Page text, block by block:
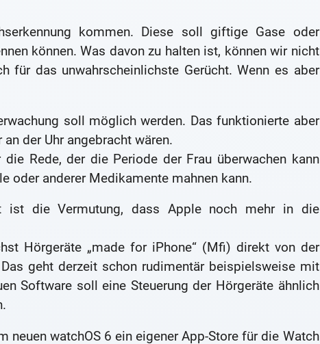
kommen. Diese soll giftige Gase oder
können. Was davon zu halten ist, können wir nicht
für das unwahrscheinlichste Gerücht. Wenn es aber
soll möglich werden. Das funktionierte aber
der Uhr angebracht wären.
Rede, der die Periode der Frau überwachen kann
oder anderer Medikamente mahnen kann.
ist die Vermutung, dass Apple noch mehr in die
Hörgeräte „made for iPhone“ (Mfi) direkt von der
geht derzeit schon rudimentär beispielsweise mit
Software soll eine Steuerung der Hörgeräte ähnlich
watchOS 6 ein eigener App-Store für die Watch